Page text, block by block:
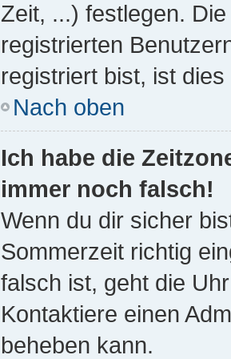
Zeit, ...) festlegen.
registrierten
registriert bist, ist
Nach oben
Ich habe die
immer noch falsch!
Wenn du dir sicher
Sommerzeit richtig
falsch ist, geht die
Kontaktiere einen
beheben kann.